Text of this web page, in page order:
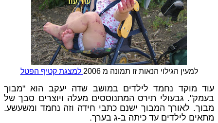
למעין הגילוי הנאות זו תמונה מ 2006 למצגת קטיף הפטל
עוד מוקד נחמד לילדים במושב שדה יעקב הוא "מבוך
בעמק". גבעולי תירס המתנוססים מעלה ויוצרים סבך של
מבוך. לאורך המבוך ישנם כתבי חידה וזה נחמד ומשעשע.
מתאים לילדים עד כיתה ב-ג בערך.